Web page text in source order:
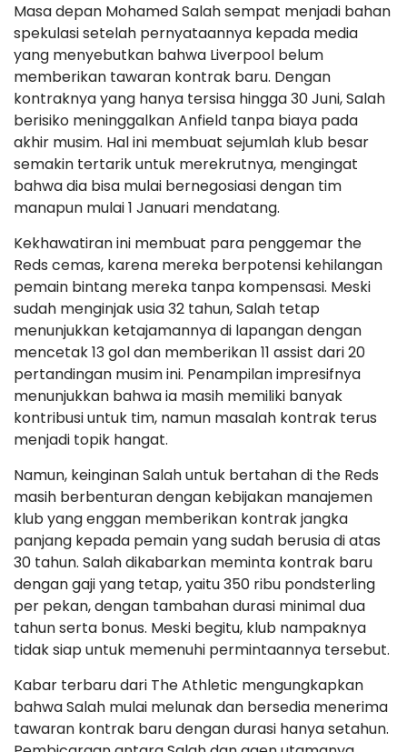
Masa depan Mohamed Salah sempat menjadi bahan
spekulasi setelah pernyataannya kepada media
yang menyebutkan bahwa Liverpool belum
memberikan tawaran kontrak baru. Dengan
kontraknya yang hanya tersisa hingga 30 Juni, Salah
berisiko meninggalkan Anfield tanpa biaya pada
akhir musim. Hal ini membuat sejumlah klub besar
semakin tertarik untuk merekrutnya, mengingat
bahwa dia bisa mulai bernegosiasi dengan tim
manapun mulai 1 Januari mendatang.
Kekhawatiran ini membuat para penggemar the
Reds cemas, karena mereka berpotensi kehilangan
pemain bintang mereka tanpa kompensasi. Meski
sudah menginjak usia 32 tahun, Salah tetap
menunjukkan ketajamannya di lapangan dengan
mencetak 13 gol dan memberikan 11 assist dari 20
pertandingan musim ini. Penampilan impresifnya
menunjukkan bahwa ia masih memiliki banyak
kontribusi untuk tim, namun masalah kontrak terus
menjadi topik hangat.
Namun, keinginan Salah untuk bertahan di the Reds
masih berbenturan dengan kebijakan manajemen
klub yang enggan memberikan kontrak jangka
panjang kepada pemain yang sudah berusia di atas
30 tahun. Salah dikabarkan meminta kontrak baru
dengan gaji yang tetap, yaitu 350 ribu pondsterling
per pekan, dengan tambahan durasi minimal dua
tahun serta bonus. Meski begitu, klub nampaknya
tidak siap untuk memenuhi permintaannya tersebut.
Kabar terbaru dari The Athletic mengungkapkan
bahwa Salah mulai melunak dan bersedia menerima
tawaran kontrak baru dengan durasi hanya setahun.